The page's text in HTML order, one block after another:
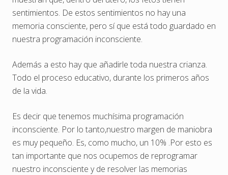
sentimientos. De estos sentimientos no hay una
memoria consciente, pero sí que está todo guardado en
nuestra programación inconsciente.
Además a esto hay que añadirle toda nuestra crianza.
Todo el proceso educativo, durante los primeros años
de la vida.
Es decir que tenemos muchísima programación
inconsciente. Por lo tanto,nuestro margen de maniobra
es muy pequeño. Es, como mucho, un 10% .Por esto es
tan importante que nos ocupemos de reprogramar
nuestro inconsciente y de resolver las memorias